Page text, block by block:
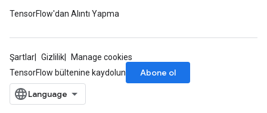
TensorFlow'dan Alıntı Yapma
Şartlar Gizlilik
Manage cookies
TensorFlow bültenine kaydolun
Abone ol